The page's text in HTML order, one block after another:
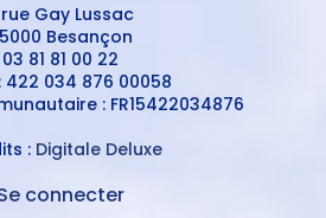
rue Gay Lussac
Besançon
03 81 81 00 22
: 422 034 876 00058
: FR15422034876
: Digitale Deluxe
connecter